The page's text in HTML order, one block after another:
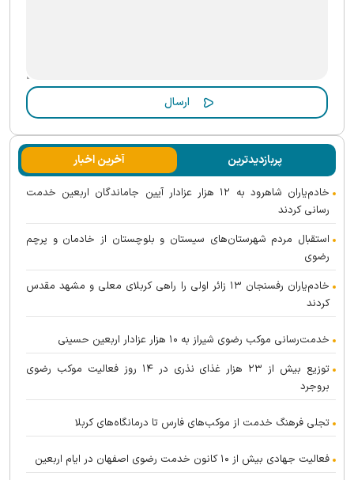
پربازدیدترین آخرین اخبار
خادم‌یاران شاهرود به ۱۲ هزار عزادار آیین جاماندگان اربعین خدمت
رسانی کردند
استقبال مردم شهرستان‌های سیستان و بلوچستان از خادمان و پرچم
رضوی
خادم‌یاران رفسنجان ۱۳ زائر اولی را راهی کربلای معلی و مشهد مقدس
کردند
خدمت‌رسانی موکب رضوی شیراز به ۱۰ هزار عزادار اربعین حسینی
توزیع بیش از ۲۳ هزار غذای نذری در ۱۴ روز فعالیت موکب رضوی
بروجرد
تجلی فرهنگ خدمت از موکب‌های فارس تا درمانگاه‌های کربلا
فعالیت جهادی بیش از ۱۰ کانون خدمت رضوی اصفهان در ایام اربعین